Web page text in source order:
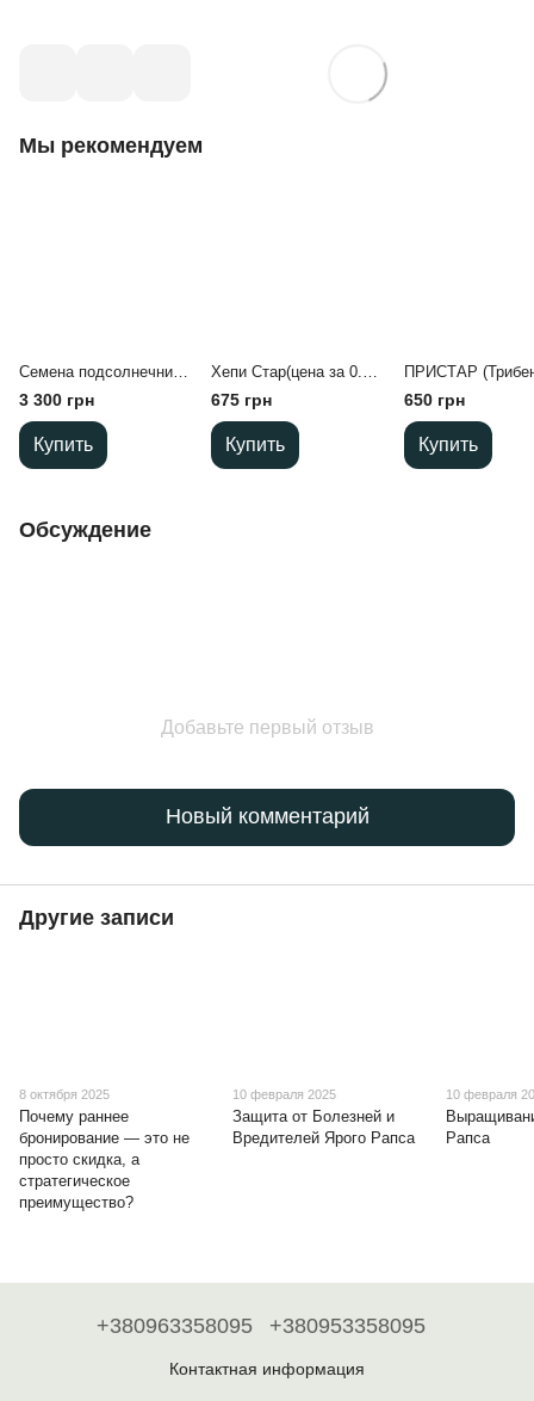
Мы рекомендуем
3 300 грн
Купить
675 грн
Купить
650 грн
Купить
Обсуждение
Добавьте первый отзыв
Новый комментарий
Другие записи
8 октября 2025
Почему раннее
бронирование — это не
просто скидка, а
стратегическое
преимущество?
10 февраля 2025
Защита от Болезней и
Вредителей Ярого Рапса
10 февраля
Рапса
+380963358095 +380953358095
Контактная информация